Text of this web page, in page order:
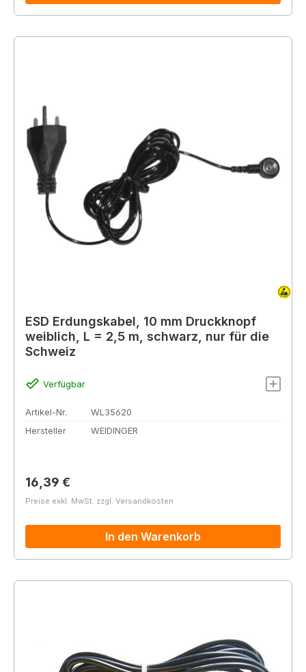
ESD Erdungskabel, 10 mm Druckknopf
weiblich, L = 2,5 m, schwarz, nur für die
Schweiz
Verfügbar
Artikel-Nr.
WL35620
Hersteller
WEIDINGER
Regulärer Preis:
16,39 €
Preise exkl. MwSt. zzgl. Versandkosten
In den Warenkorb